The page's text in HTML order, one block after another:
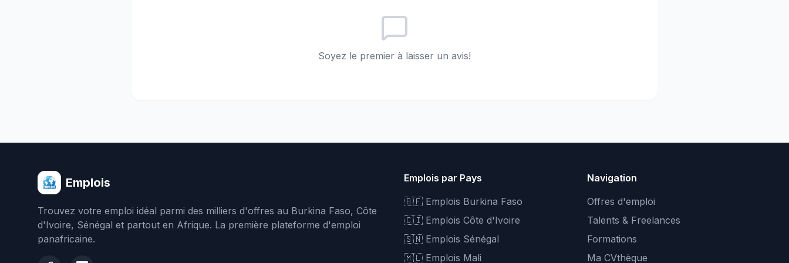
Soyez le premier à laisser un avis!
Emplois
Trouvez votre emploi idéal parmi des milliers d'offres au Burkina Faso, Côte
d'Ivoire, Sénégal et partout en Afrique. La première plateforme d'emploi
panafricaine.
Emplois par Pays
🇧🇫 Emplois Burkina Faso
🇨🇮 Emplois Côte d'Ivoire
🇸🇳 Emplois Sénégal
🇲🇱 Emplois Mali
Navigation
Offres d'emploi
Talents & Freelances
Formations
Ma CVthèque